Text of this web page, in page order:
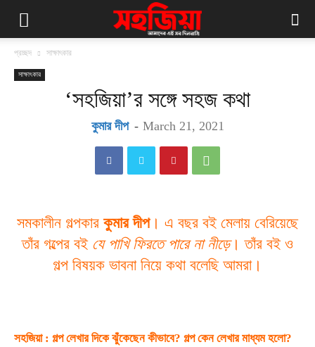
প্রচ্ছদ সাক্ষাৎকার
সাক্ষাৎকার
‘সহজিয়া’র সঙ্গে সহজ কথা
কুমার দীপ - March 21, 2021
সমকালীন গল্পকার কুমার দীপ। এ বছর বই মেলায় বেরিয়েছে
তাঁর গল্পের বই যে পাখি ফিরতে পারে না নীড়ে। তাঁর বই ও
গল্প বিষয়ক ভাবনা নিয়ে কথা বলেছি আমরা।
সহজিয়া : গল্প লেখার দিকে ঝুঁকেছেন কীভাবে? গল্প কেন লেখার মাধ্যম হলো?